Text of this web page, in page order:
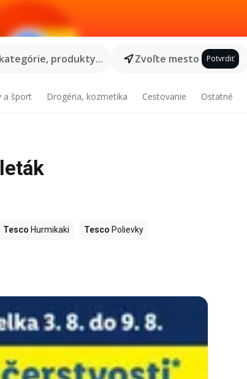
produkty...
Zvoľte mesto Potvrdiť
a šport Drogéria, kozmetika Cestovanie Ostatné
Tesco Hurmikaki Tesco Polievky